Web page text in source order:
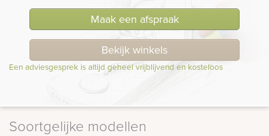
Maak een afspraak
Bekijk winkels
Een adviesgesprek is altijd geheel vrijblijvend en kosteloos
Soortgelijke modellen